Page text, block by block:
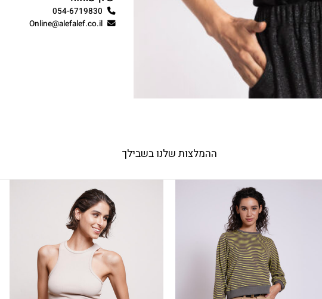
054-6719830
Online@alefalef.co.il
ההמלצות שלנו בשבילך